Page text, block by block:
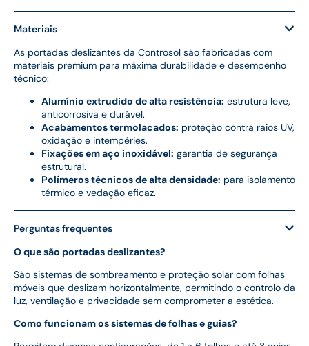
Materiais
As portadas deslizantes da Controsol são fabricadas com
materiais premium para máxima durabilidade e desempenho
técnico:
Alumínio extrudido de alta resistência: estrutura leve,
anticorrosiva e durável.
Acabamentos termolacados: proteção contra raios UV,
oxidação e intempéries.
Fixações em aço inoxidável: garantia de segurança
estrutural.
Polímeros técnicos de alta densidade: para isolamento
térmico e vedação eficaz.
Perguntas frequentes
O que são portadas deslizantes?
São sistemas de sombreamento e proteção solar com folhas
móveis que deslizam horizontalmente, permitindo o controlo da
luz, ventilação e privacidade sem comprometer a estética.
Como funcionam os sistemas de folhas e guias?